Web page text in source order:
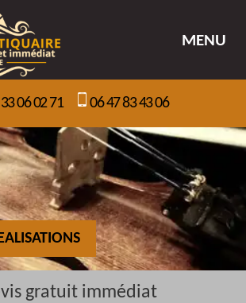
MENU
06 02 71 06 47 83 43 06
gratuit immédiat